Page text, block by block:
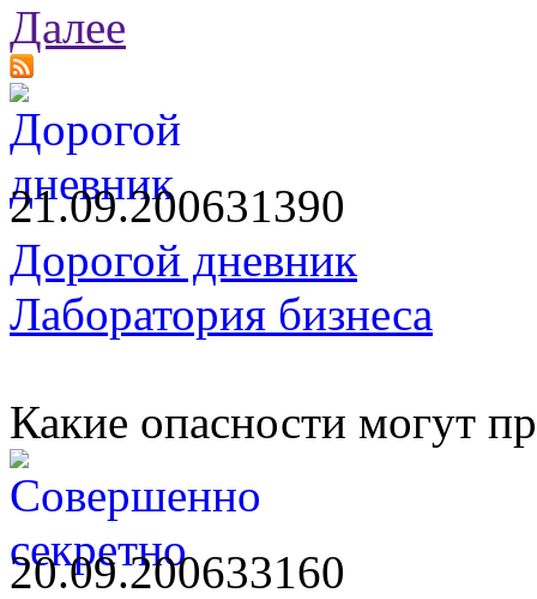
Далее
21.09.200631390
Дорогой дневник
Лаборатория бизнеса
Какие опасности могут
20.09.200633160